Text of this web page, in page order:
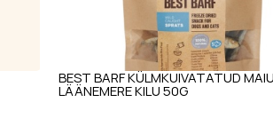
BEST BARF KÜLMKUIVATATUD
LÄÄNEMERE KILU 50G